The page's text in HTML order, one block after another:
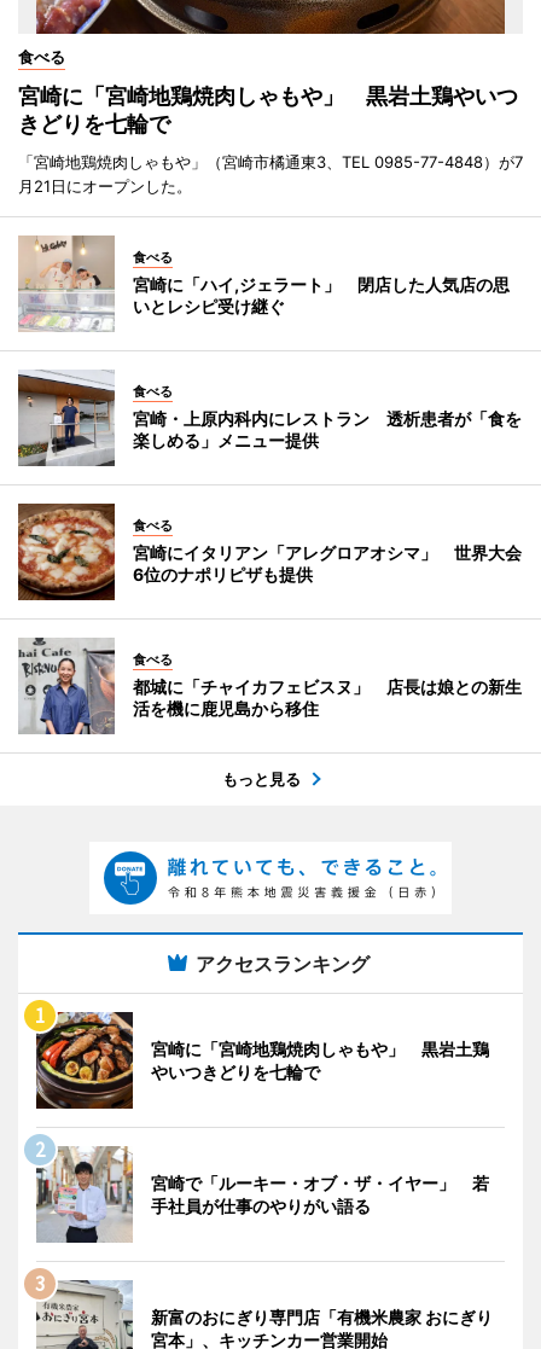
食べる
宮崎に「宮崎地鶏焼肉しゃもや」 黒岩土鶏やいつ
きどりを七輪で
「宮崎地鶏焼肉しゃもや」（宮崎市橘通東3、TEL 0985-77-4848）が7
月21日にオープンした。
食べる
宮崎に「ハイ,ジェラート」 閉店した人気店の思
いとレシピ受け継ぐ
食べる
宮崎・上原内科内にレストラン 透析患者が「食を
楽しめる」メニュー提供
食べる
宮崎にイタリアン「アレグロアオシマ」 世界大会
6位のナポリピザも提供
食べる
都城に「チャイカフェビスヌ」 店長は娘との新生
活を機に鹿児島から移住
もっと見る
アクセスランキング
宮崎に「宮崎地鶏焼肉しゃもや」 黒岩土鶏
やいつきどりを七輪で
宮崎で「ルーキー・オブ・ザ・イヤー」 若
手社員が仕事のやりがい語る
新富のおにぎり専門店「有機米農家 おにぎり
宮本」、キッチンカー営業開始